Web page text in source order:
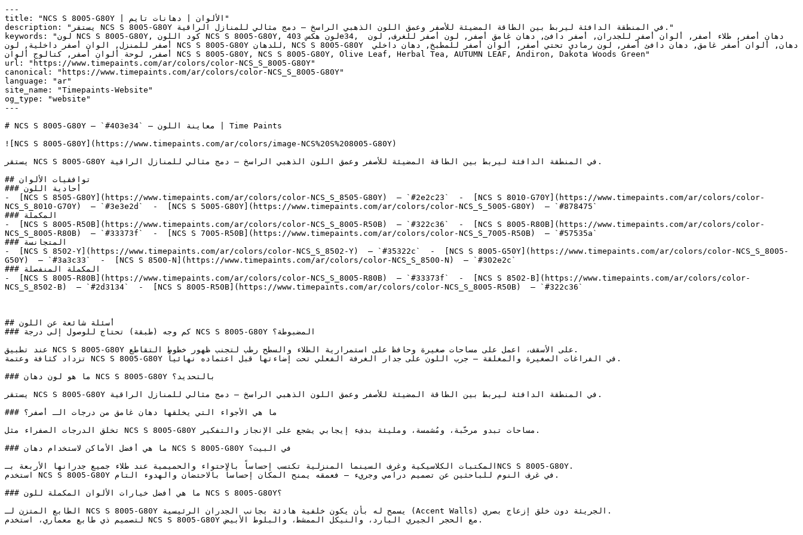
---
title: "NCS S 8005-G80Y | الألوان | دهانات تايم"
description: "يستقر NCS S 8005-G80Y في المنطقة الدافئة ليربط بين الطاقة المضيئة للأصفر وعمق اللون الذهبي الراسخ — دمج مثالي للمنازل الراقية."
keywords: "لون NCS S 8005-G80Y, كود اللون NCS S 8005-G80Y, لون هكس 403e34, دهان أصفر, طلاء أصفر, ألوان أصفر للجدران, أصفر دافئ, دهان غامق أصفر, لون أصفر للغرف, لون
أصفر للمنزل, الوان أصفر داخلية, لون NCS S 8005-G80Y للدهان, NCS S 8005-G80Y دهان, ألوان أصفر غامق, دهان دافئ أصفر, لون رمادي تحتي أصفر, ألوان أصفر للمطبخ, دهان داخلي
أصفر, لوحة ألوان أصفر, كتالوج ألوان NCS S 8005-G80Y, NCS S 8005-G80Y, Olive Leaf, Herbal Tea, AUTUMN LEAF, Andiron, Dakota Woods Green"
url: "https://www.timepaints.com/ar/colors/color-NCS_S_8005-G80Y"
canonical: "https://www.timepaints.com/ar/colors/color-NCS_S_8005-G80Y"
language: "ar"
site_name: "Timepaints-Website"
og_type: "website"
---
# NCS S 8005-G80Y — `#403e34` — معاينة اللون | Time Paints
![NCS S 8005-G80Y](https://www.timepaints.com/ar/colors/image-NCS%20S%208005-G80Y)
يستقر NCS S 8005-G80Y في المنطقة الدافئة ليربط بين الطاقة المضيئة للأصفر وعمق اللون الذهبي الراسخ — دمج مثالي للمنازل الراقية.
## توافقيات الألوان
### أحادية اللون
-  [NCS S 8505-G80Y](https://www.timepaints.com/ar/colors/color-NCS_S_8505-G80Y)  — `#2e2c23`  -  [NCS S 8010-G70Y](https://www.timepaints.com/ar/colors/color-
NCS_S_8010-G70Y)  — `#3e3e2d`  -  [NCS S 5005-G80Y](https://www.timepaints.com/ar/colors/color-NCS_S_5005-G80Y)  — `#878475`
### المكملة
-  [NCS S 8005-R50B](https://www.timepaints.com/ar/colors/color-NCS_S_8005-R50B)  — `#322c36`  -  [NCS S 8005-R80B](https://www.timepaints.com/ar/colors/color-
NCS_S_8005-R80B)  — `#33373f`  -  [NCS S 7005-R50B](https://www.timepaints.com/ar/colors/color-NCS_S_7005-R50B)  — `#57535a`
### المتجانسة
-  [NCS S 8502-Y](https://www.timepaints.com/ar/colors/color-NCS_S_8502-Y)  — `#35322c`  -  [NCS S 8005-G50Y](https://www.timepaints.com/ar/colors/color-NCS_S_8005-
G50Y)  — `#3a3c33`  -  [NCS S 8500-N](https://www.timepaints.com/ar/colors/color-NCS_S_8500-N)  — `#302e2c`
### المكملة المنفصلة
-  [NCS S 8005-R80B](https://www.timepaints.com/ar/colors/color-NCS_S_8005-R80B)  — `#33373f`  -  [NCS S 8502-B](https://www.timepaints.com/ar/colors/color-
NCS_S_8502-B)  — `#2d3134`  -  [NCS S 8005-R50B](https://www.timepaints.com/ar/colors/color-NCS_S_8005-R50B)  — `#322c36`
## أسئلة شائعة عن اللون
### كم وجه (طبقة) تحتاج للوصول إلى درجة NCS S 8005-G80Y المضبوطة؟
عند تطبيق NCS S 8005-G80Y على الأسقف، اعمل على مساحات صغيرة وحافظ على استمرارية الطلاء والسطح رطب لتجنب ظهور خطوط التقاطع.
تزداد كثافة وعتمة NCS S 8005-G80Y في الفراغات الصغيرة والمغلقة — جرب اللون على جدار الغرفة الفعلي تحت إضاءتها قبل اعتماده نهائياً.
### ما هو لون دهان NCS S 8005-G80Y بالتحديد؟
يستقر NCS S 8005-G80Y في المنطقة الدافئة ليربط بين الطاقة المضيئة للأصفر وعمق اللون الذهبي الراسخ — دمج مثالي للمنازل الراقية.
### ما هي الأجواء التي يخلقها دهان غامق من درجات الـ أصفر؟
تخلق الدرجات الصفراء مثل NCS S 8005-G80Y مساحات تبدو مرحّبة، ومُشمسة، ومليئة بدفء إيجابي يشجع على الإنجاز والتفكير.
### ما هي أفضل الأماكن لاستخدام دهان NCS S 8005-G80Y في البيت؟
المكتبات الكلاسيكية وغرف السينما المنزلية تكتسب إحساساً بالاحتواء والحميمية عند طلاء جميع جدرانها الأربعة بـNCS S 8005-G80Y.
استخدم NCS S 8005-G80Y في غرف النوم للباحثين عن تصميم درامي وجريء — فعمقه يمنح المكان إحساساً بالاحتضان والهدوء التام.
### ما هي أفضل خيارات الألوان المكملة للون NCS S 8005-G80Y؟
الطابع المتزن لـ NCS S 8005-G80Y يسمح له بأن يكون خلفية هادئة بجانب الجدران الرئيسية (Accent Walls) الجريئة دون خلق إزعاج بصري.
لتصميم ذي طابع معماري، استخدم NCS S 8005-G80Y مع الحجر الجيري البارد، والنيكل الممشط، والبلوط الأبيض.